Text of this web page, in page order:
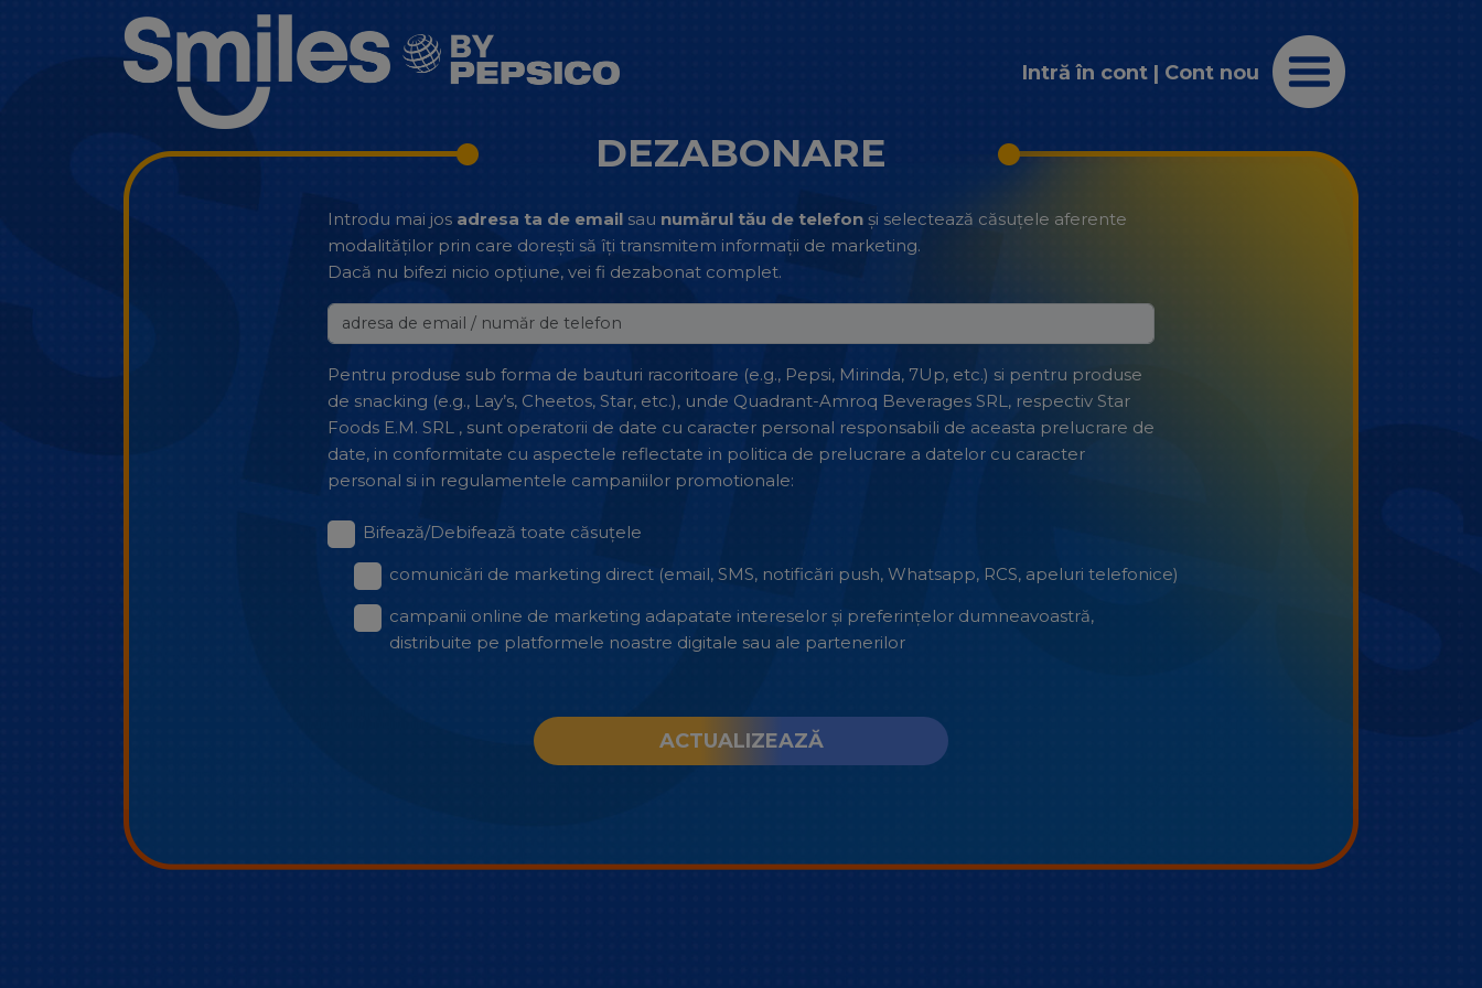
Intră în cont | Cont nou
DEZABONARE
Introdu mai jos adresa ta de email sau numărul tău de telefon și selectează căsuțele aferente
modalităților prin care dorești să îți transmitem informații de marketing.
Dacă nu bifezi nicio opțiune, vei fi dezabonat complet.
Pentru produse sub forma de bauturi racoritoare (e.g., Pepsi, Mirinda, 7Up, etc.) si pentru produse
de snacking (e.g., Lay’s, Cheetos, Star, etc.), unde Quadrant-Amroq Beverages SRL, respectiv Star
Foods E.M. SRL , sunt operatorii de date cu caracter personal responsabili de aceasta prelucrare de
date, in conformitate cu aspectele reflectate in politica de prelucrare a datelor cu caracter
personal si in regulamentele campaniilor promotionale:
Bifează/Debifează toate căsuțele
comunicări de marketing direct (email, SMS, notificări push, Whatsapp, RCS, apeluri telefonice)
campanii online de marketing adapatate intereselor și preferințelor dumneavoastră,
distribuite pe platformele noastre digitale sau ale partenerilor
ACTUALIZEAZĂ